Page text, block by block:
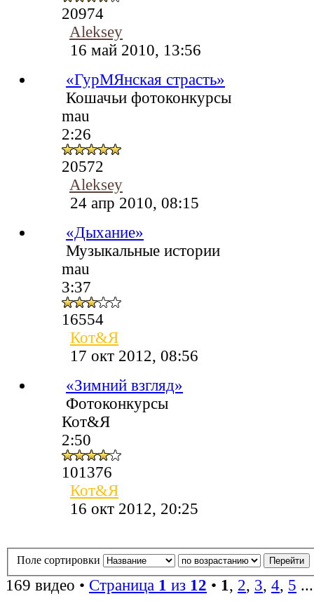
20974
Aleksey
16 май 2010, 13:56
«ГурМЯнская страсть»
Кошачьи фотоконкурсы
mau
2:26
20572
Aleksey
24 апр 2010, 08:15
«Дыхание»
Музыкальные истории
mau
3:37
16554
Кот&Я
17 окт 2012, 08:56
«Зимний взгляд»
Фотоконкурсы
Кот&Я
2:50
101376
Кот&Я
16 окт 2012, 20:25
Поле сортировки
169 видео • Страница 1 из 12 • 1, 2, 3, 4, 5